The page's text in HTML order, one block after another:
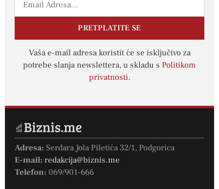
PRETPLATITE SE
Vaša e-mail adresa koristit će se isključivo za
potrebe slanja newslettera, u skladu s Politikom
privatnosti.
Adresa: Serdara Jola Piletića 32/1, Podgorica
E-mail: redakcija@biznis.me
Telefon: 069/901-666